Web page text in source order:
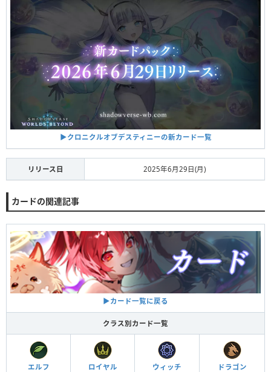
▶︎クロニクルオブデスティニーの新カード一覧
リリース日 2025年6月29日(月)
カードの関連記事
▶︎カード一覧に戻る
クラス別カード一覧
エルフ ロイヤル ウィッチ ドラゴン